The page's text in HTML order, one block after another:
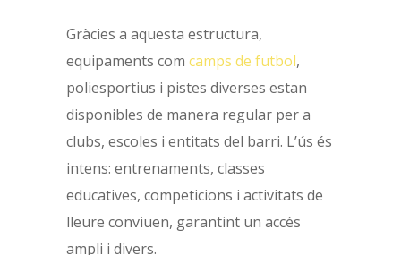
Gràcies a aquesta estructura,
equipaments com camps de futbol,
poliesportius i pistes diverses estan
disponibles de manera regular per a
clubs, escoles i entitats del barri. L’ús és
intens: entrenaments, classes
educatives, competicions i activitats de
lleure conviuen, garantint un accés
ampli i divers.